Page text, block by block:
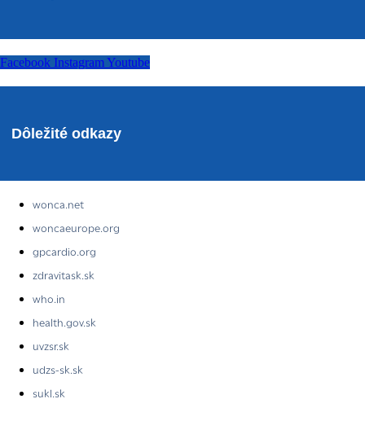
Facebook Instagram Youtube
Dôležité odkazy
wonca.net
woncaeurope.org
gpcardio.org
zdravitask.sk
who.in
health.gov.sk
uvzsr.sk
udzs-sk.sk
sukl.sk